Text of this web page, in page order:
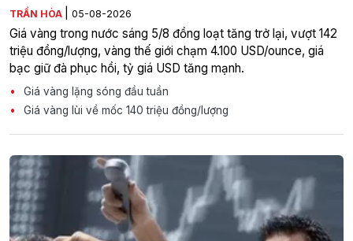
TRẦN HÒA 05-08-2026
Giá vàng trong nước sáng 5/8 đồng loạt tăng trở lại, vượt 142
triệu đồng/lượng, vàng thế giới chạm 4.100 USD/ounce, giá
bạc giữ đà phục hồi, tỷ giá USD tăng mạnh.
Giá vàng lặng sóng đầu tuần
Giá vàng lùi về mốc 140 triệu đồng/lượng